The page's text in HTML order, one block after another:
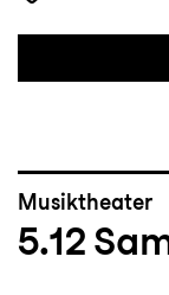
Musiktheater
5.12